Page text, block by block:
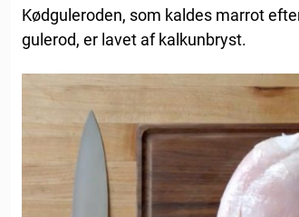
Kødguleroden, som kaldes marrot
gulerod, er lavet af kalkunbryst.